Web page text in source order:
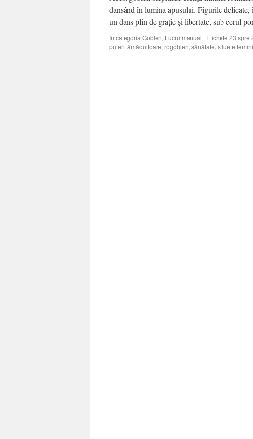
dansând în lumina apusului. Figurile
un dans plin de grație și libertate, sub cerul
În categoria Goblen, Lucru manual | Etichete 23 spre
puteri tămăduitoare, rogoblen, sănătate, siluete